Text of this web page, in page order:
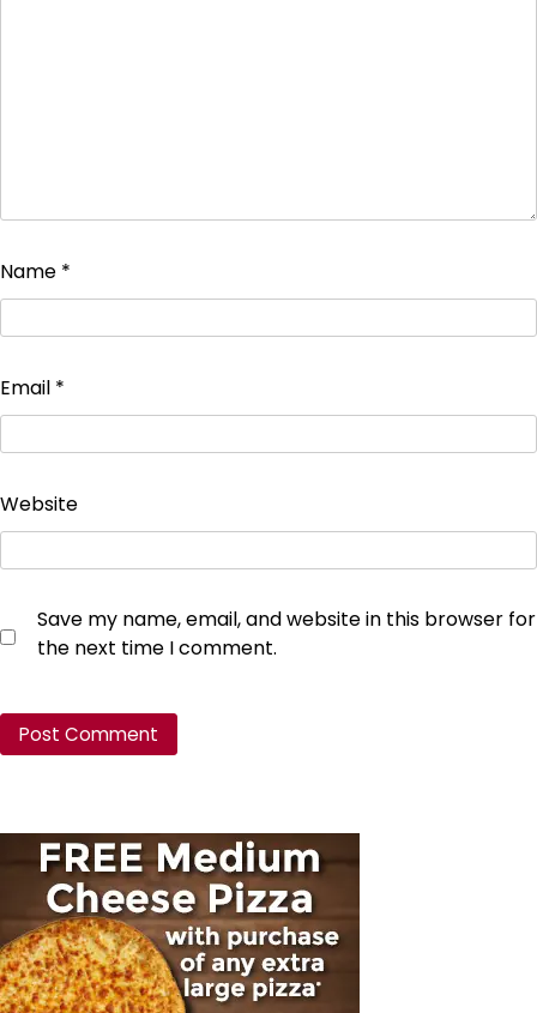
Name *
Email *
Website
Save my name, email, and website in this browser for
the next time I comment.